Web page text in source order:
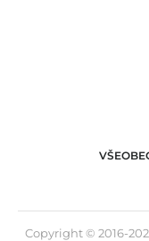
Copyright © 2016-